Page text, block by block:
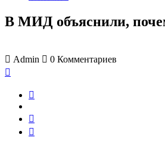
В МИД объяснили,
Admin 0 Комментариев